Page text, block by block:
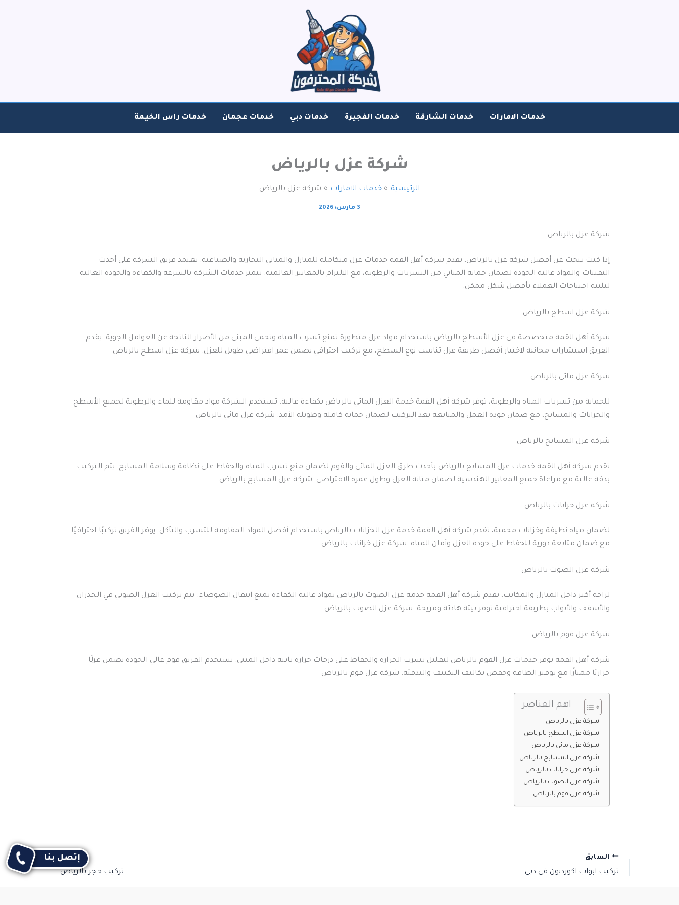
خدمات الامارات خدمات الشارقة خدمات الفجيرة خدمات دبي خدمات عجمان خدمات راس الخيمة
شركة عزل بالرياض
الرئيسية خدمات الامارات شركة عزل بالرياض
3 مارس، 2026
شركة عزل بالرياض
إذا كنت تبحث عن أفضل شركة عزل بالرياض، تقدم شركة أهل القمة خدمات عزل متكاملة للمنازل والمباني التجارية والصناعية. يعتمد فريق الشركة على أحدث
التقنيات والمواد عالية الجودة لضمان حماية المباني من التسربات والرطوبة، مع الالتزام بالمعايير العالمية. تتميز خدمات الشركة بالسرعة والكفاءة والجودة العالية
لتلبية احتياجات العملاء بأفضل شكل ممكن.
شركة عزل اسطح بالرياض
شركة أهل القمة متخصصة في عزل الأسطح بالرياض باستخدام مواد عزل متطورة تمنع تسرب المياه وتحمي المبنى من الأضرار الناتجة عن العوامل الجوية. يقدم
الفريق استشارات مجانية لاختيار أفضل طريقة عزل تناسب نوع السطح، مع تركيب احترافي يضمن عمر افتراضي طويل للعزل. شركة عزل اسطح بالرياض
شركة عزل مائي بالرياض
للحماية من تسربات المياه والرطوبة، توفر شركة أهل القمة خدمة العزل المائي بالرياض بكفاءة عالية. تستخدم الشركة مواد مقاومة للماء والرطوبة لجميع الأسطح
والخزانات والمسابح، مع ضمان جودة العمل والمتابعة بعد التركيب لضمان حماية كاملة وطويلة الأمد. شركة عزل مائي بالرياض
شركة عزل المسابح بالرياض
تقدم شركة أهل القمة خدمات عزل المسابح بالرياض بأحدث طرق العزل المائي والفوم لضمان منع تسرب المياه والحفاظ على نظافة وسلامة المسابح. يتم التركيب
بدقة عالية مع مراعاة جميع المعايير الهندسية لضمان متانة العزل وطول عمره الافتراضي. شركة عزل المسابح بالرياض
شركة عزل خزانات بالرياض
لضمان مياه نظيفة وخزانات محمية، تقدم شركة أهل القمة خدمة عزل الخزانات بالرياض باستخدام أفضل المواد المقاومة للتسرب والتآكل. يوفر الفريق تركيبًا احترافيًا
مع ضمان متابعة دورية للحفاظ على جودة العزل وأمان المياه. شركة عزل خزانات بالرياض
شركة عزل الصوت بالرياض
لراحة أكثر داخل المنازل والمكاتب، تقدم شركة أهل القمة خدمة عزل الصوت بالرياض بمواد عالية الكفاءة تمنع انتقال الضوضاء. يتم تركيب العزل الصوتي في الجدران
والأسقف والأبواب بطريقة احترافية توفر بيئة هادئة ومريحة. شركة عزل الصوت بالرياض
شركة عزل فوم بالرياض
شركة أهل القمة توفر خدمات عزل الفوم بالرياض لتقليل تسرب الحرارة والحفاظ على درجات حرارة ثابتة داخل المبنى. يستخدم الفريق فوم عالي الجودة يضمن عزلًا
حراريًا ممتازًا مع توفير الطاقة وخفض تكاليف التكييف والتدفئة. شركة عزل فوم بالرياض
اهم العناصر
شركة عزل بالرياض
شركة عزل اسطح بالرياض
شركة عزل مائي بالرياض
شركة عزل المسابح بالرياض
شركة عزل خزانات بالرياض
شركة عزل الصوت بالرياض
شركة عزل فوم بالرياض
السابق
تركيب ابواب اكورديون في دبي
التالي
تركيب حجر بالرياض
إتصل بنا